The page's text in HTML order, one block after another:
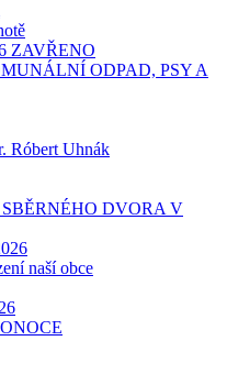
ZAVŘENO
ODPAD, PSY A
Róbert Uhnák
DVORA V
naší obce